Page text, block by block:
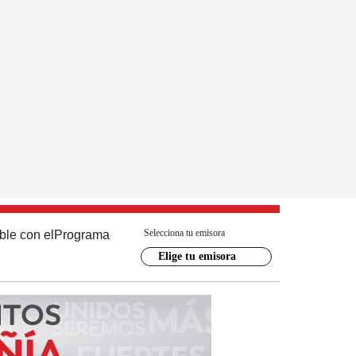
con el Programa Selecciona tu emisora
Elige tu emisora